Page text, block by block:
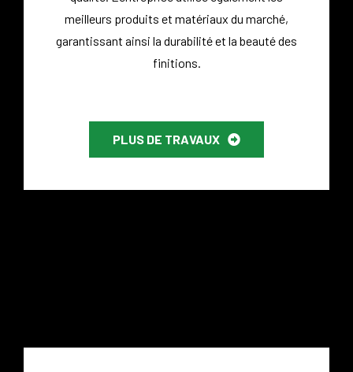
meilleurs produits et matériaux du marché,
garantissant ainsi la durabilité et la beauté des
finitions.
PLUS DE TRAVAUX